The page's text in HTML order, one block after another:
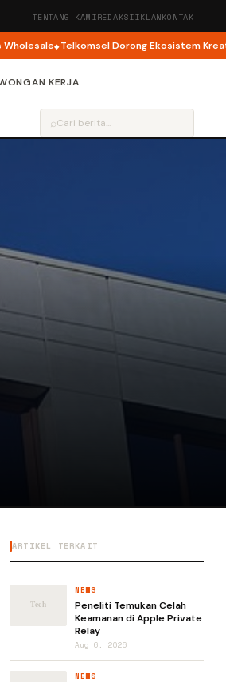
TENTANG KAMIREDAKSIIKLANKONTAK
Telkomsel Dorong Ekosistem Kreator
KERJA
⌕
ARTIKEL TERKAIT
NEWS
Peneliti Temukan Celah
Keamanan di Apple Private
Relay
Aug 6, 2026
NEWS